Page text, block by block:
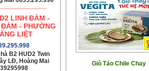
LINH ĐÀM -
- PHƯỜNG
LIỆT
B2 HUD2 Twin
LĐ, Hoàng Mai
Giò Tảo Chile Chay